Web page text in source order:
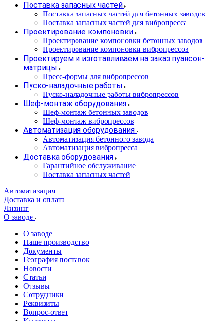
Поставка запасных частей
Поставка запасных частей для бетонных заводов
Поставка запасных частей для вибропресса
Проектирование компоновки
Проектирование компоновки бетонных заводов
Проектирование компоновки вибропрессов
Проектируем и изготавливаем на заказ пуансон-
матрицы
Пресс-формы для вибропрессов
Пуско-наладочные работы
Пуско-наладочные работы вибропрессов
Шеф-монтаж оборудования
Шеф-монтаж бетонных заводов
Шеф-монтаж вибропрессов
Автоматизация оборудования
Автоматизация бетонного завода
Автоматизация вибропресса
Доставка оборудования
Гарантийное обслуживание
Поставка запасных частей
Автоматизация
Доставка и оплата
Лизинг
О заводе
О заводе
Наше производство
Документы
География поставок
Новости
Статьи
Отзывы
Сотрудники
Реквизиты
Вопрос-ответ